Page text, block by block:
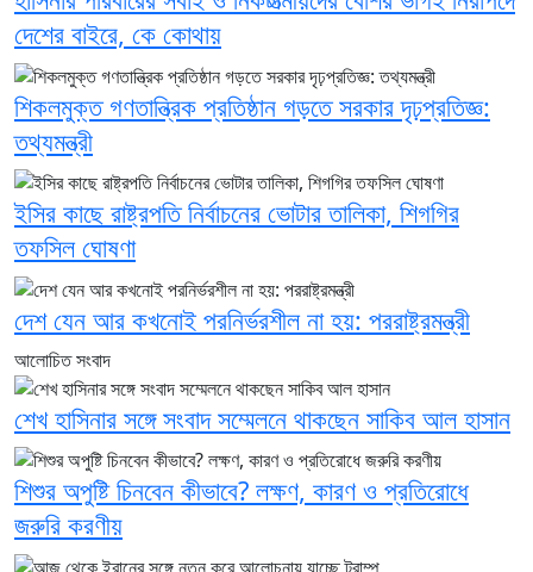
দেশের বাইরে, কে কোথায়
শিকলমুক্ত গণতান্ত্রিক প্রতিষ্ঠান গড়তে সরকার দৃঢ়প্রতিজ্ঞ:
তথ্যমন্ত্রী
ইসির কাছে রাষ্ট্রপতি নির্বাচনের ভোটার তালিকা, শিগগির
তফসিল ঘোষণা
দেশ যেন আর কখনোই পরনির্ভরশীল না হয়: পররাষ্ট্রমন্ত্রী
আলোচিত সংবাদ
শেখ হাসিনার সঙ্গে সংবাদ সম্মেলনে থাকছেন সাকিব আল হাসান
শিশুর অপুষ্টি চিনবেন কীভাবে? লক্ষণ, কারণ ও প্রতিরোধে
জরুরি করণীয়